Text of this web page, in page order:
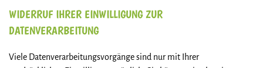
WIDERRUF IHRER EINWILLIGUNG ZUR
DATENVERARBEITUNG
Viele Datenverarbeitungsvorgänge sind nur mit Ihrer